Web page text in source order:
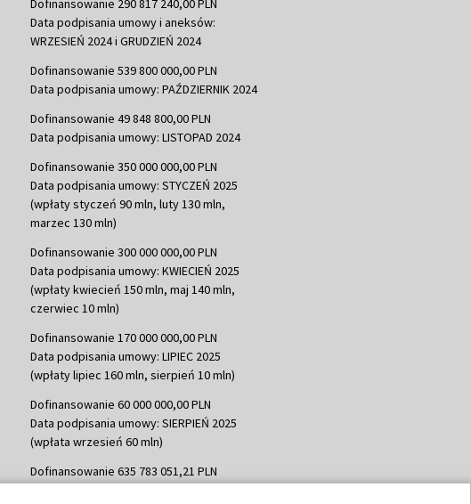
Dofinansowanie 290 817 240,00 PLN
Data podpisania umowy i aneksów:
WRZESIEŃ 2024 i GRUDZIEŃ 2024
Dofinansowanie 539 800 000,00 PLN
Data podpisania umowy: PAŹDZIERNIK 2024
Dofinansowanie 49 848 800,00 PLN
Data podpisania umowy: LISTOPAD 2024
Dofinansowanie 350 000 000,00 PLN
Data podpisania umowy: STYCZEŃ 2025
(wpłaty styczeń 90 mln, luty 130 mln,
marzec 130 mln)
Dofinansowanie 300 000 000,00 PLN
Data podpisania umowy: KWIECIEŃ 2025
(wpłaty kwiecień 150 mln, maj 140 mln,
czerwiec 10 mln)
Dofinansowanie 170 000 000,00 PLN
Data podpisania umowy: LIPIEC 2025
(wpłaty lipiec 160 mln, sierpień 10 mln)
Dofinansowanie 60 000 000,00 PLN
Data podpisania umowy: SIERPIEŃ 2025
(wpłata wrzesień 60 mln)
Dofinansowanie 635 783 051,21 PLN